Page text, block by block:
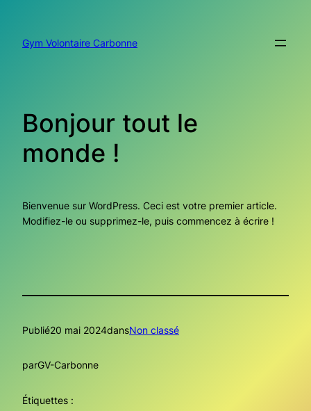
contenu
Gym Volontaire Carbonne
Bonjour tout le
monde !
Bienvenue sur WordPress. Ceci est votre premier article.
Modifiez-le ou supprimez-le, puis commencez à écrire !
Publié20 mai 2024dansNon classé
parGV-Carbonne
Étiquettes :